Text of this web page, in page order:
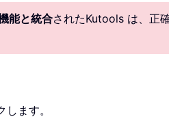
能と統合されたKutools は、正
ます。